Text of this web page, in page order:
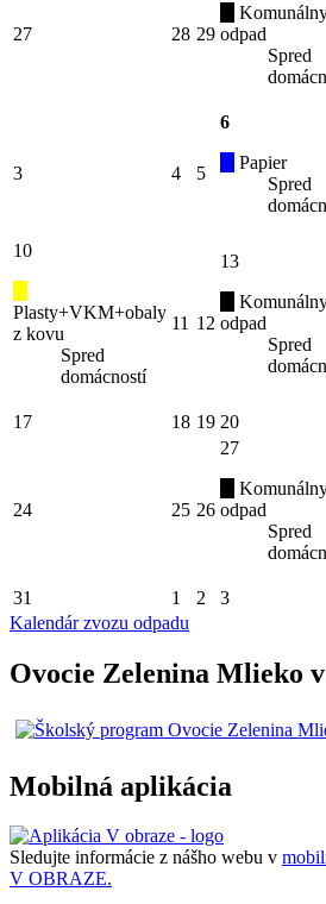
27 28 29 odpad
Spred
3 4 5
6
Papier
Spred
10
Plasty+VKM+obaly
z kovu
Spred
domácností
11 12
13
odpad
Spred
17 18 19 20
24 25 26
27
odpad
Spred
31 1 2 3
Kalendár zvozu odpadu
Ovocie Zelenina Mlieko
Mobilná aplikácia
Sledujte informácie z nášho webu v
V OBRAZE.